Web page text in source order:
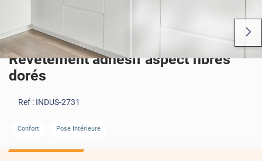
AVANT
Revêtement adhésif aspect fibres
dorés
Ref : INDUS-2731
Confort Pose Intérieure